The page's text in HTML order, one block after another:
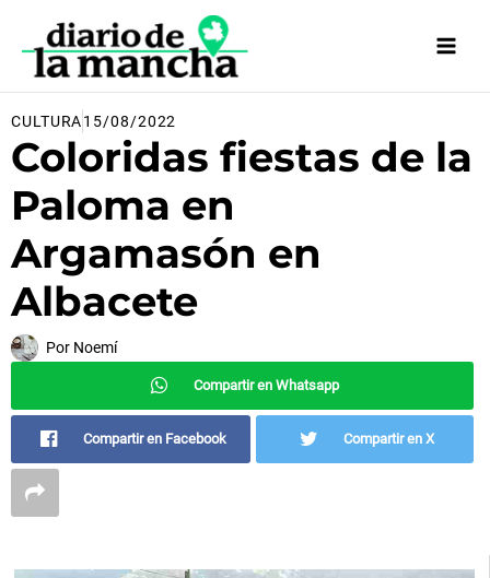
contenido
CULTURA15/08/2022
Coloridas fiestas de la
Paloma en
Argamasón en
Albacete
Por Noemí
Compartir en Whatsapp
Compartir en Facebook Compartir en X